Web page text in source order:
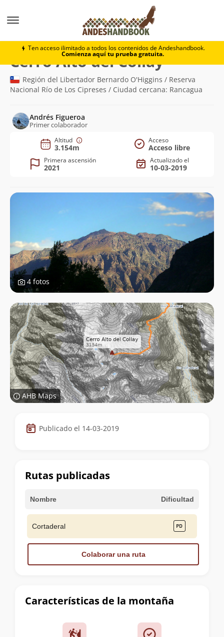
Ten acceso ilimitado a todos los contenidos de Andeshandbook.
Comienza aquí tu prueba gratuita.
Cerro Alto del Collay
Cerro Alto del Collay(3.154m)
Región del Libertador Bernardo O'Higgins / Reserva
Nacional Río de Los Cipreses / Ciudad cercana: Rancagua
Andrés Figueroa
Primer colaborador
Altitud
3.154m
Acceso
Acceso libre
Primera ascensión
2021
Actualizado el
10-03-2019
4 fotos
AHB Maps
Datos
de
cumbre
Publicado el 14-03-2019
Características de la montaña
Rutas publicadas
Nombre Dificultad
Cortaderal
Colaborar una ruta